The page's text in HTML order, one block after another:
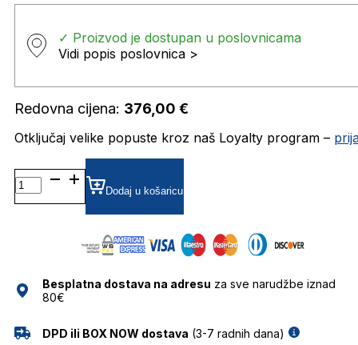
✓ Proizvod je dostupan u poslovnicama
Vidi popis poslovnica >
Redovna cijena: 376,00 €
Otključaj velike popuste kroz naš Loyalty program –
HER0186/S
GRADIJENT SUNČANE
NAOČALE
Dodaj u košaricu
Besplatna dostava na adresu za sve narudžbe iznad
80€
DPD ili BOX NOW dostava (3-7 radnih dana)